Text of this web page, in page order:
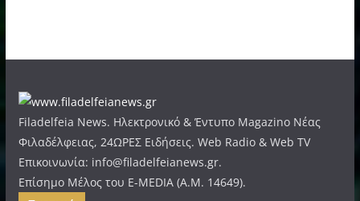
Filadelfeia News. Ηλεκτρονικό & Έντυπο Magazino Νέας
Φιλαδέλφειας, 24ΩΡΕΣ Ειδήσεις. Web Radio & Web TV
Επικοινωνία: info@filadelfeianews.gr.
Επίσημο Μέλος του E-MEDIA (A.M. 14649).